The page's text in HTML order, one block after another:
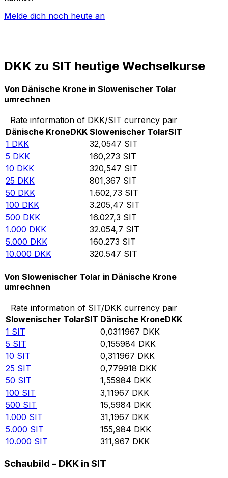
Melde dich noch heute an
DKK zu SIT heutige Wechselkurse
Von Dänische Krone in Slowenischer Tolar
umrechnen
Rate information of DKK/SIT currency pair
Dänische KroneDKK Slowenischer TolarSIT
1 DKK 32,0547 SIT
5 DKK 160,273 SIT
10 DKK 320,547 SIT
25 DKK 801,367 SIT
50 DKK 1.602,73 SIT
100 DKK 3.205,47 SIT
500 DKK 16.027,3 SIT
1.000 DKK 32.054,7 SIT
5.000 DKK 160.273 SIT
10.000 DKK 320.547 SIT
Von Slowenischer Tolar in Dänische Krone
umrechnen
Rate information of SIT/DKK currency pair
Slowenischer TolarSIT Dänische KroneDKK
1 SIT 0,0311967 DKK
5 SIT 0,155984 DKK
10 SIT 0,311967 DKK
25 SIT 0,779918 DKK
50 SIT 1,55984 DKK
100 SIT 3,11967 DKK
500 SIT 15,5984 DKK
1.000 SIT 31,1967 DKK
5.000 SIT 155,984 DKK
10.000 SIT 311,967 DKK
Schaubild – DKK in SIT